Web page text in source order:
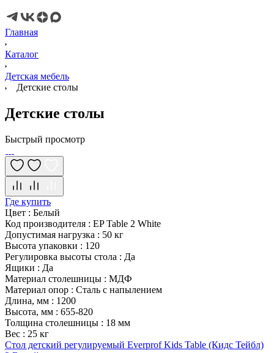
Главная
Каталог
Детская мебель
Детские столы
Детские столы
Быстрый просмотр
Где купить
Цвет : Белый
Код производителя : EP Table 2 White
Допустимая нагрузка : 50 кг
Высота упаковки : 120
Регулировка высоты стола : Да
Ящики : Да
Материал столешницы : МДФ
Материал опор : Сталь с напылением
Длина, мм : 1200
Высота, мм : 655-820
Толщина столешницы : 18 мм
Вес : 25 кг
Стол детский регулируемый Everprof Kids Table (Кидс Тейбл)